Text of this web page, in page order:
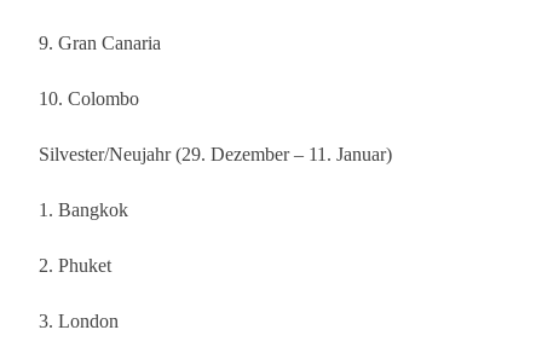
9. Gran Canaria
10. Colombo
Silvester/Neujahr (29. Dezember – 11. Januar)
1. Bangkok
2. Phuket
3. London